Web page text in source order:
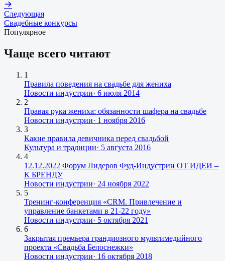
Следующая
Свадебные конкурсы
Популярное
Чаще всего читают
1
Правила поведения на свадьбе для жениха
Новости индустрии· 6 июля 2014
2
Правая рука жениха: обязанности шафера на свадьбе
Новости индустрии· 1 ноября 2016
3
Какие правила девичника перед свадьбой
Культура и традиции· 5 августа 2016
4
12.12.2022 Форум Лидеров Фуд-Индустрии ОТ ИДЕИ –
К БРЕНДУ
Новости индустрии· 24 ноября 2022
5
Тренинг-конференция «CRM. Привлечение и
управление банкетами в 21-22 году»
Новости индустрии· 5 октября 2021
6
Закрытая премьера грандиозного мультимедийного
проекта «Свадьба Белоснежки»
Новости индустрии· 16 октября 2018